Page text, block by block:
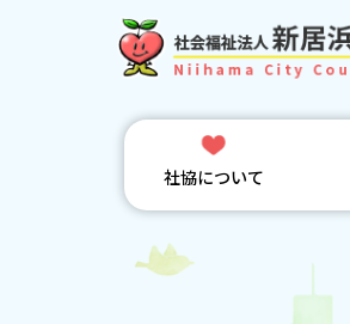
社協について